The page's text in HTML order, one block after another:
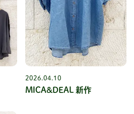
2026.04.10
MICA&DEAL 新作